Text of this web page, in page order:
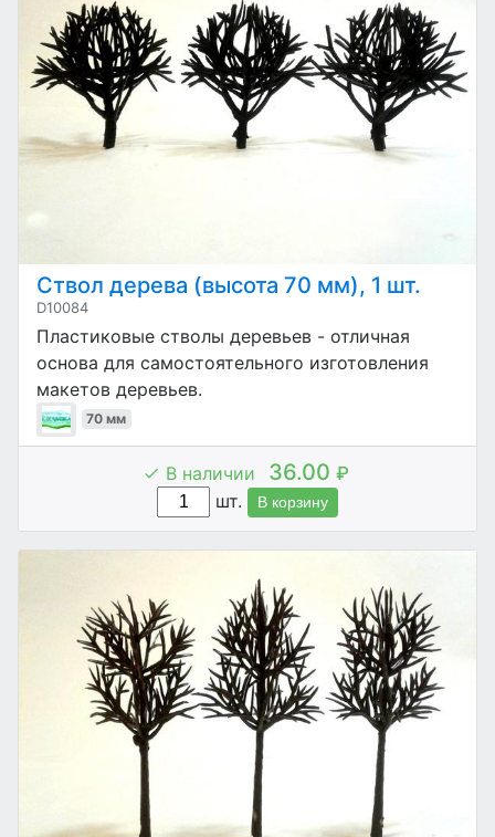
Ствол дерева (высота 70 мм), 1 шт.
D10084
Пластиковые стволы деревьев - отличная
основа для самостоятельного изготовления
макетов деревьев.
70 мм
В наличии 36.00 ₽
шт.
В корзину